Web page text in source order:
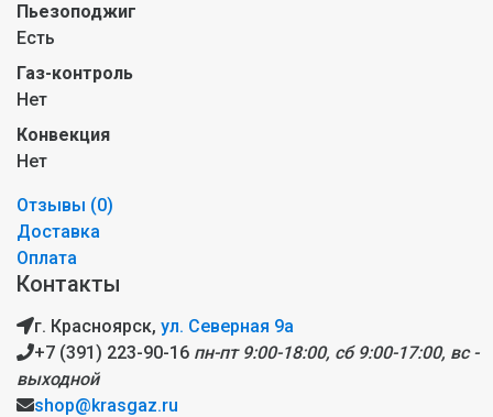
Пьезоподжиг
Есть
Газ-контроль
Нет
Конвекция
Нет
Отзывы (0)
Доставка
Оплата
Контакты
г. Красноярск, ул. Северная 9а
+7 (391) 223-90-16 пн-пт 9:00-18:00, сб 9:00-17:00, вс -
выходной
shop@krasgaz.ru